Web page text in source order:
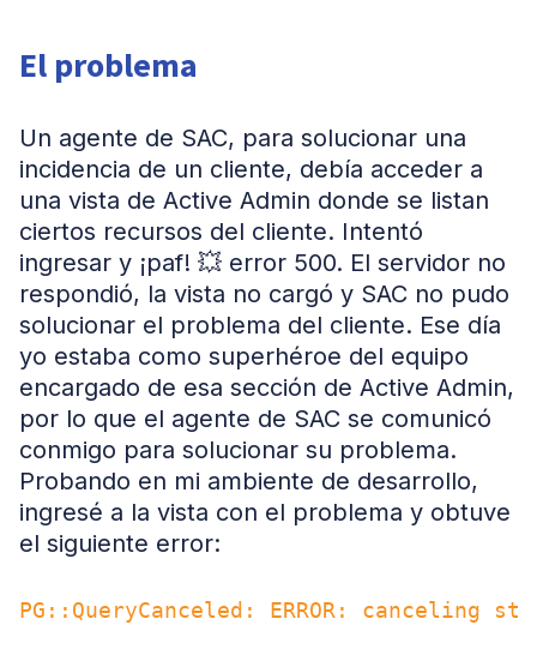
El problema
Un agente de SAC, para solucionar una
incidencia de un cliente, debía acceder a
una vista de Active Admin donde se listan
ciertos recursos del cliente. Intentó
ingresar y ¡paf! 💥 error 500. El servidor no
respondió, la vista no cargó y SAC no pudo
solucionar el problema del cliente. Ese día
yo estaba como superhéroe del equipo
encargado de esa sección de Active Admin,
por lo que el agente de SAC se comunicó
conmigo para solucionar su problema.
Probando en mi ambiente de desarrollo,
ingresé a la vista con el problema y obtuve
el siguiente error: